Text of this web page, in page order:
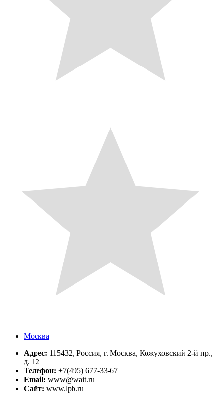
Москва
Адрес: 115432, Россия, г. Москва, Кожуховский 2-й пр.,
д. 12
Телефон: +7(495) 677-33-67
Email: www@wait.ru
Сайт: www.lpb.ru